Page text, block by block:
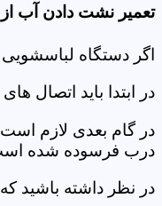
تعمیر نشت دادن آب
اگر دستگاه
در ابتدا باید اتصال
در گام بعدی لازم است
درب فرسوده شده
در نظر داشته باشید